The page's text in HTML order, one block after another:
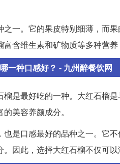
一。它的果皮特别细薄，而
含维生素和矿物质等多种营养
一种口感好？ - 九州醉餐饮网
是最好吃的一种。大红石榴
美容养颜成分。
是口感最好的品种之一。它
因此，选择大红石榴不仅可以